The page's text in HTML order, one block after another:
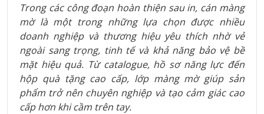
Trong các công đoạn hoàn thiện sau in, cán màng
mờ là một trong những lựa chọn được nhiều
doanh nghiệp và thương hiệu yêu thích nhờ vẻ
ngoài sang trọng, tinh tế và khả năng bảo vệ bề
mặt hiệu quả. Từ catalogue, hồ sơ năng lực đến
hộp quà tặng cao cấp, lớp màng mờ giúp sản
phẩm trở nên chuyên nghiệp và tạo cảm giác cao
cấp hơn khi cầm trên tay.